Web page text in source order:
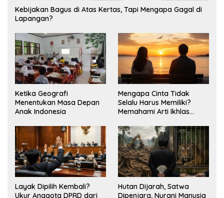
Kebijakan Bagus di Atas Kertas, Tapi Mengapa Gagal di
Lapangan?
Ketika Geografi
Menentukan Masa Depan
Anak Indonesia
Mengapa Cinta Tidak
Selalu Harus Memiliki?
Memahami Arti Ikhlas
Layak Dipilih Kembali?
Ukur Anggota DPRD dari
Hutan Dijarah, Satwa
Dipenjara, Nurani Manusia